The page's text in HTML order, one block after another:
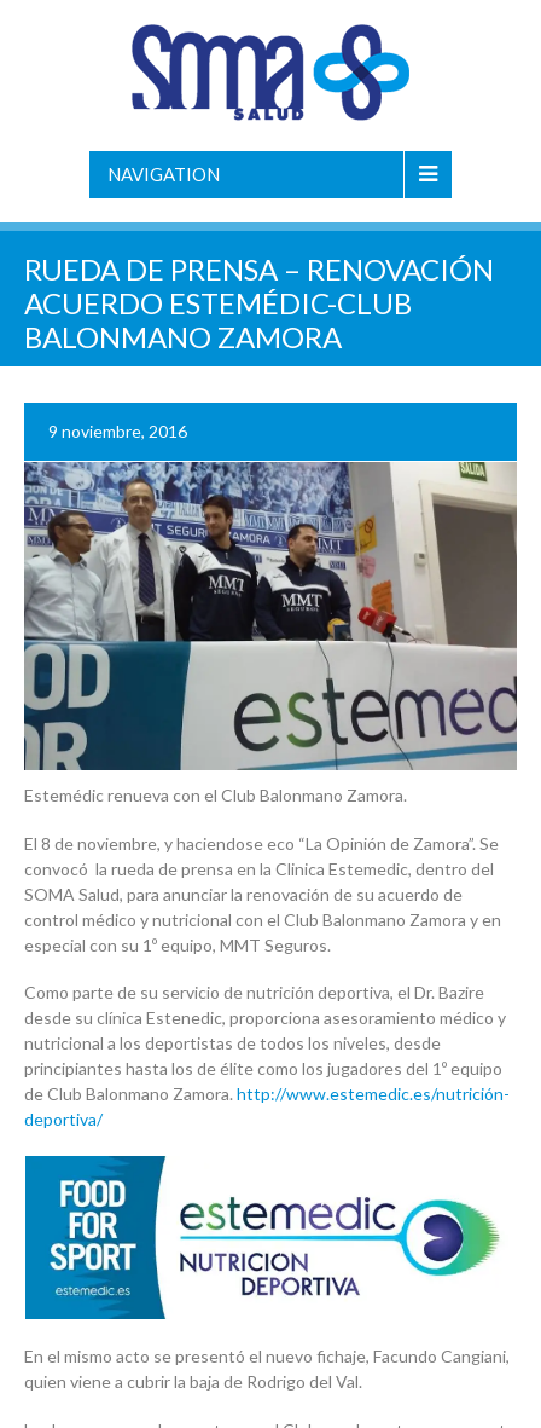
NAVIGATION
RUEDA DE PRENSA – RENOVACIÓN
ACUERDO ESTEMÉDIC-CLUB
BALONMANO ZAMORA
9 noviembre, 2016
Estemédic renueva con el Club Balonmano Zamora.
El 8 de noviembre, y haciendose eco “La Opinión de Zamora”. Se
convocó la rueda de prensa en la Clinica Estemedic, dentro del
SOMA Salud, para anunciar la renovación de su acuerdo de
control médico y nutricional con el Club Balonmano Zamora y en
especial con su 1º equipo, MMT Seguros.
Como parte de su servicio de nutrición deportiva, el Dr. Bazire
desde su clínica Estenedic, proporciona asesoramiento médico y
nutricional a los deportistas de todos los niveles, desde
principiantes hasta los de élite como los jugadores del 1º equipo
de Club Balonmano Zamora. http://www.estemedic.es/nutrición-
deportiva/
En el mismo acto se presentó el nuevo fichaje, Facundo Cangiani,
quien viene a cubrir la baja de Rodrigo del Val.